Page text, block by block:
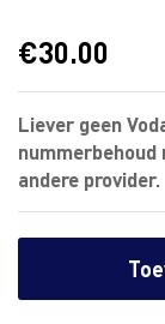
€30.00
Liever geen
andere provider.